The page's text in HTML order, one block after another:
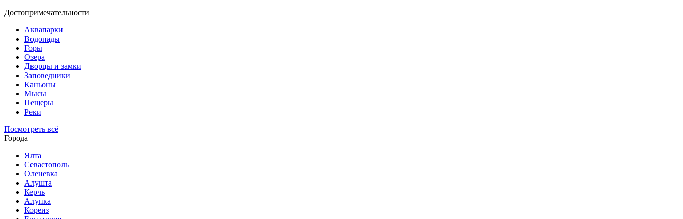
Достопримечательности
Аквапарки
Водопады
Горы
Озера
Дворцы и замки
Заповедники
Каньоны
Мысы
Пещеры
Реки
Посмотреть всё
Города
Ялта
Севастополь
Оленевка
Алушта
Керчь
Алупка
Кореиз